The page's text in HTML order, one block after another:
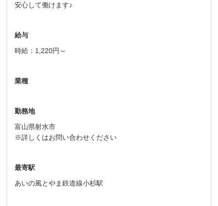
安心して働けます♪
給与
時給：1,220円～
業種
勤務地
富山県射水市
※詳しくはお問い合わせください
最寄駅
あいの風とやま鉄道線小杉駅